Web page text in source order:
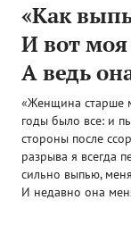
«Как
И вот
А ведь
«Женщина старше
годы было все: и
стороны после
разрыва я всегда
сильно выпью,
И недавно она